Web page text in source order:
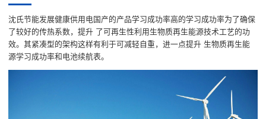
沈氏节能发展健康供用电国产的产品学习成功率高的学习成功率为了确保
了较好的传热系数，提升 了可再生性利用生物质再生能源技术工艺的功
效。其紧凑型的架构这样有利于可减轻自重，进一点提升 生物质再生能
源学习成功率和电池续航表。